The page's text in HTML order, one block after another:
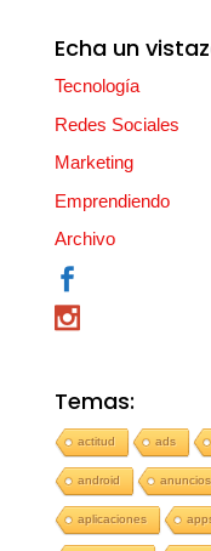
Echa un
Tecnología
Redes Sociales
Marketing
Emprendiendo
Archivo
Temas:
actitud ads
android
aplicaciones